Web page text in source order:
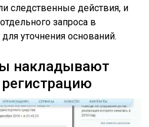
следственные действия, и
запроса в
уточнения оснований.
накладывают